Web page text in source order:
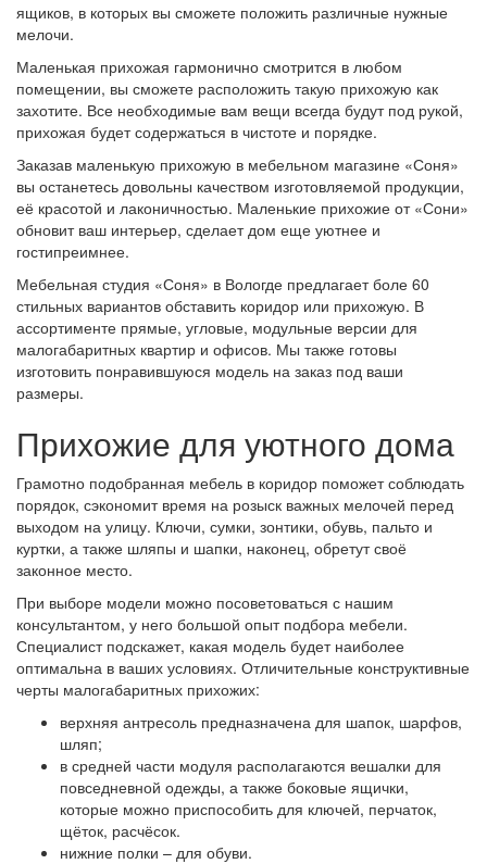
ящиков, в которых вы сможете положить различные нужные
мелочи.
Маленькая прихожая гармонично смотрится в любом
помещении, вы сможете расположить такую прихожую как
захотите. Все необходимые вам вещи всегда будут под рукой,
прихожая будет содержаться в чистоте и порядке.
Заказав маленькую прихожую в мебельном магазине «Соня»
вы останетесь довольны качеством изготовляемой продукции,
её красотой и лаконичностью. Маленькие прихожие от «Сони»
обновит ваш интерьер, сделает дом еще уютнее и
гостипреимнее.
Мебельная студия «Соня» в Вологде предлагает боле 60
стильных вариантов обставить коридор или прихожую. В
ассортименте прямые, угловые, модульные версии для
малогабаритных квартир и офисов. Мы также готовы
изготовить понравившуюся модель на заказ под ваши
размеры.
Прихожие для уютного дома
Грамотно подобранная мебель в коридор поможет соблюдать
порядок, сэкономит время на розыск важных мелочей перед
выходом на улицу. Ключи, сумки, зонтики, обувь, пальто и
куртки, а также шляпы и шапки, наконец, обретут своё
законное место.
При выборе модели можно посоветоваться с нашим
консультантом, у него большой опыт подбора мебели.
Специалист подскажет, какая модель будет наиболее
оптимальна в ваших условиях. Отличительные конструктивные
черты малогабаритных прихожих:
верхняя антресоль предназначена для шапок, шарфов,
шляп;
в средней части модуля располагаются вешалки для
повседневной одежды, а также боковые ящички,
которые можно приспособить для ключей, перчаток,
щёток, расчёсок.
нижние полки – для обуви.